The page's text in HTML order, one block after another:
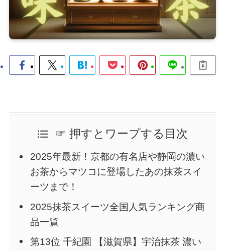
☞ 押すとワープする目次
2025年最新！京都の有名店や静岡の濃い
お茶からマツコに登場したあの抹茶スイ
ーツまで！
2025抹茶スイーツ全国人気ランキング商
品一覧
第13位 千紀園 【滋賀県】宇治抹茶 濃い